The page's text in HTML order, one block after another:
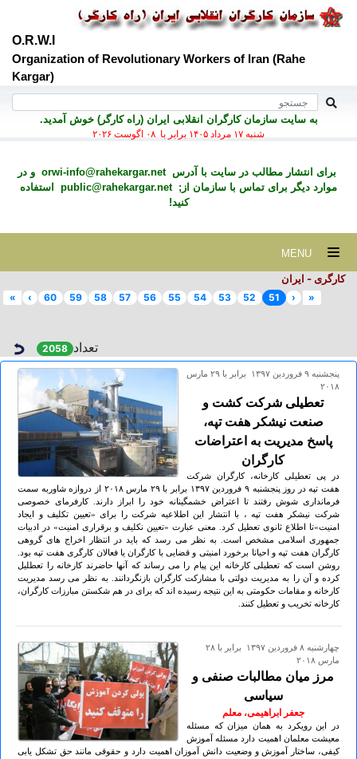
O.R.W.I
Organization of Revolutionary Workers of Iran (Rahe
Kargar)
به سايت سازمان کارگران انقلابی ايران (راه کارگر) خوش آمديد.
شنبه ۱۷ مرداد ۱۴۰۵ برابر با ۰۸ اگوست ۲۰۲۶
برای انتشار مطالب در سايت با آدرسorwi-info@rahekargar.net و در
موارد ديگر برای تماس با سازمان از;public@rahekargar.net
استفاده
کنید!
کارگری - ایران
«
‹
51
52
53
54
55
56
57
58
59
60
›
»
تعداد 2058
پنجشنبه ۹ فروردين ۱۳۹۷ برابر با ۲۹ مارس
۲۰۱۸
تعطیلی شرکت کشت و
صنعت نیشکر هفت تپه،
پاسخ مدیریت به اعتراضات
کارگران
در پی تعطیلی کارخانه، کارگران شرکت
هفت تپه در روز پنجشنبه ۹ فروردين ۱۳۹۷ برابر با ۲۹ مارس ۲٠۱۸ از دروازه شاوربه سمت
فرمانداری شوش رفتند تا اعتراض خشمگینانه خود را ابراز دارند. کارفرمای خصوصی
شرکت نیشکر هفت تپه ، با انتشار این اطلاعیه شرکت را برای «تعیین تکلیف و ایجاد
امنیت»تا اطلاع ثانوی تعطیل کرد. معنی عبارت «تعیین نکلیف و برقراری امنیت» در ادبیات
جمهوری اسلامی مشخص است. به نظر می رسد که باید در انتظار اخراج های گروهی
‎کارگران هفت تپه و احیانا برخورد امنیتی و قضایی با کارگران یا فعالان کارگری هفت تپه بود.
روشن است که تعطیلی کارخانه این پیام را می رساند که آنها حاضرند کارخانه را تعطلیل
کرده و آن را به مدیریت دولتی با مشارکت کارگران بازنگردانند. به نظر می رسد مدیریت
کارخانه و مقامات حکومتی به این نتیجه رسیده اند که برای در هم شکستن مبارزات کارگران،
کارخانه تخریب و تعطیل کنند.
چهارشنبه ۸ فروردين ۱۳۹۷ برابر با ۲۸
مارس ۲۰۱۸
مرز میان مطالبات صنفی و
سیاسی
جعفر ابراهیمی، معلم
در این رویکرد به همان میزان که مسئله
معیشت معلمان اهمیت دارد مسئله آموزش
کیفی، ساختار آموزش و وضعیت دانش آموزان اهمیت دارد و حقوقی مانند حق تشکل یابی